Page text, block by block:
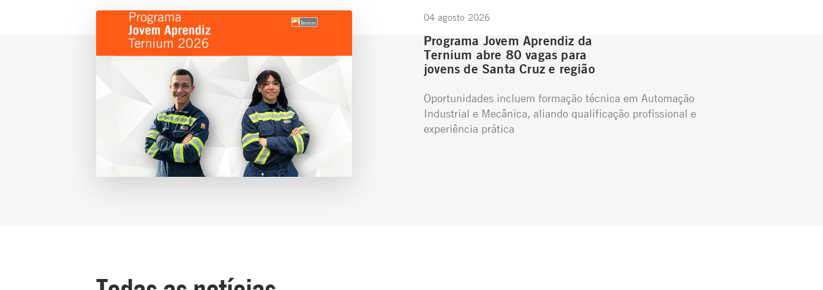
04 agosto 2026
Programa Jovem Aprendiz da
Ternium abre 80 vagas para
jovens de Santa Cruz e região
Oportunidades incluem formação técnica em Automação
Industrial e Mecânica, aliando qualificação profissional e
experiência prática